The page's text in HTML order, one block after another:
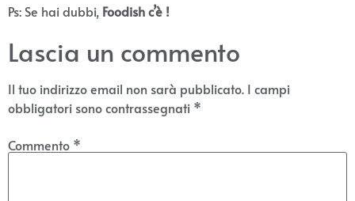
Ps: Se hai dubbi, Foodish c’è !
Lascia un commento
Il tuo indirizzo email non sarà pubblicato. I campi
obbligatori sono contrassegnati *
Commento *